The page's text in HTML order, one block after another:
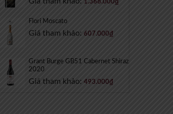
1.368.000₫
Flori Moscato
Giá tham khảo: 607.000₫
Grant Burge GB51 Cabernet Shiraz
2020
Giá tham khảo: 493.000₫